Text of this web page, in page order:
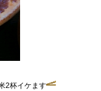
2杯イケます